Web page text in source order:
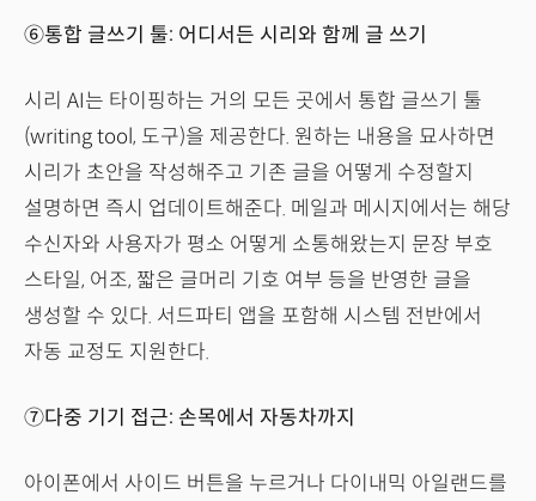
⑥통합 글쓰기 툴: 어디서든 시리와 함께 글 쓰기
시리 AI는 타이핑하는 거의 모든 곳에서 통합 글쓰기 툴
(writing tool, 도구)을 제공한다. 원하는 내용을 묘사하면
시리가 초안을 작성해주고 기존 글을 어떻게 수정할지
설명하면 즉시 업데이트해준다. 메일과 메시지에서는 해당
수신자와 사용자가 평소 어떻게 소통해왔는지 문장 부호
스타일, 어조, 짧은 글머리 기호 여부 등을 반영한 글을
생성할 수 있다. 서드파티 앱을 포함해 시스템 전반에서
자동 교정도 지원한다.
⑦다중 기기 접근: 손목에서 자동차까지
아이폰에서 사이드 버튼을 누르거나 다이내믹 아일랜드를